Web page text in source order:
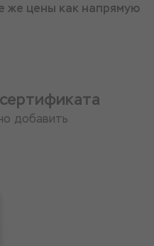
же цены как напрямую
добавить